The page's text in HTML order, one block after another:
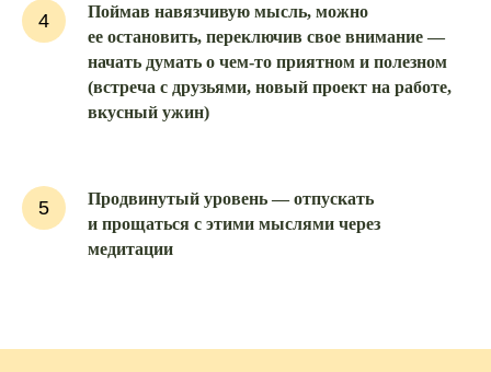
4
Поймав навязчивую мысль, можно
ее остановить, переключив свое внимание —
начать думать о чем-то приятном и полезном
(встреча с друзьями, новый проект на работе,
вкусный ужин)
5
Продвинутый уровень — отпускать
и прощаться с этими мыслями через
медитации